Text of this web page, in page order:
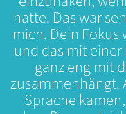
hatte. Das war
mich. Dein
und das mit
ganz eng mit
zusammenhängt.
Sprache